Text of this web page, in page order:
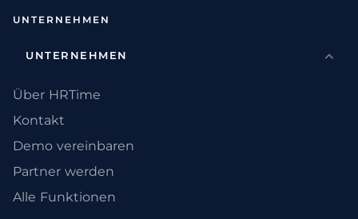
UNTERNEHMEN
UNTERNEHMEN
Über HRTime
Kontakt
Demo vereinbaren
Partner werden
Alle Funktionen